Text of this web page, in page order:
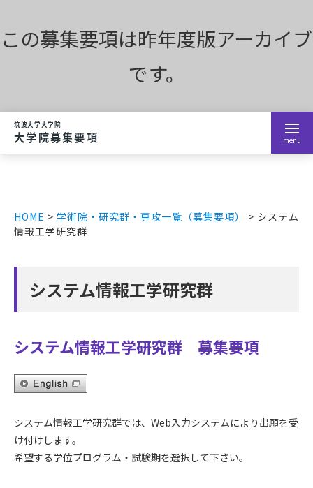
この募集要項は昨年度版アーカイブ
です。
menu
大学院入学案内
お問い合わせ
EN JP
HOME > 学術院・研究群・専攻一覧（募集要項）
> システム
情報工学研究群
システム情報工学研究群
システム情報工学研究群 募集要項
システム情報工学研究群では、Web入力システムにより出願を受
け付けします。
希望する学位プログラム・試験期を選択して下さい。